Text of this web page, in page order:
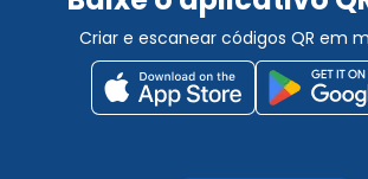
Criar e escanear códigos QR em